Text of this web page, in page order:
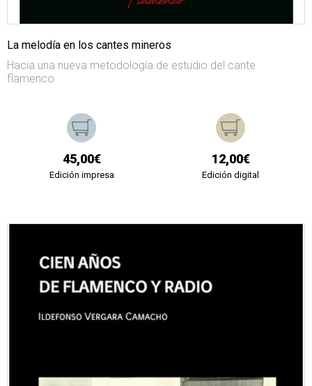
La melodía en los cantes mineros
Hacia una nueva metodología de estudio del cante
flamenco
45,00€
Edición impresa
12,00€
Edición digital